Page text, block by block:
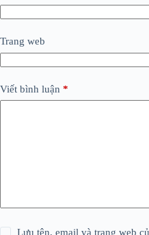
Trang web
Viết bình luận *
Lưu tên, email và trang web